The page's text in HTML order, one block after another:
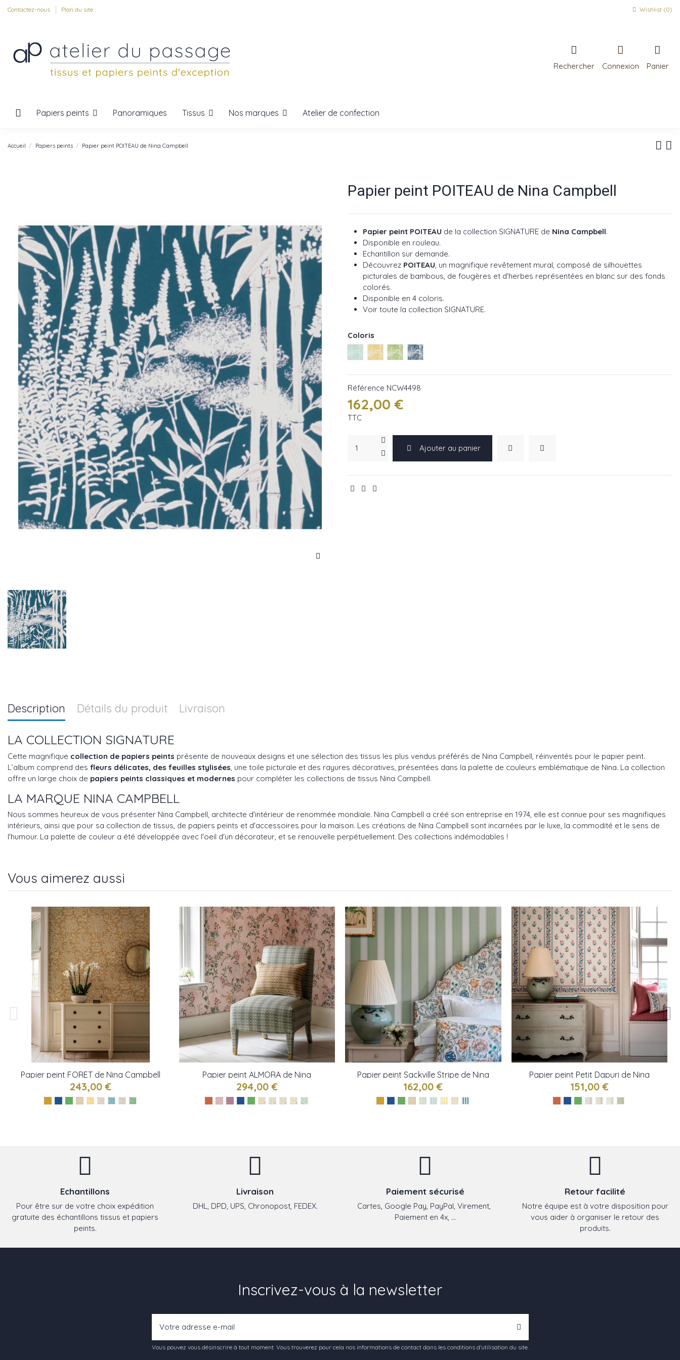
Contactez-nous Plan du site Wishlist (0)
Rechercher Connexion Panier
Papiers peints Panoramiques Tissus Nos marques Atelier de confection
Accueil Papiers peints Papier peint POITEAU de Nina Campbell
Papier peint POITEAU de Nina Campbell
Papier peint POITEAU de la collection SIGNATURE de Nina Campbell.
Disponible en rouleau.
Echantillon sur demande.
Découvrez POITEAU, un magnifique revêtement mural, composé de silhouettes
picturales de bambous, de fougères et d'herbes représentées en blanc sur des fonds
colorés.
Disponible en 4 coloris.
Voir toute la collection SIGNATURE.
Coloris
Aqua ref NCW4498-01
Ochre ref NCW4498-02
Green ref NCW4498-03
Indigo ref NCW4498-04
Référence NCW4498
162,00 €
TTC
Ajouter au panier
Description Détails du produit Livraison
LA COLLECTION SIGNATURE
Cette magnifique collection de papiers peints présente de nouveaux designs et une sélection des tissus les plus vendus préférés de Nina Campbell, réinventés pour le papier peint.
L’album comprend des fleurs délicates, des feuilles stylisées , une toile picturale et des rayures décoratives, présentées dans la palette de couleurs emblématique de Nina. La collection
offre un large choix de papiers peints classiques et modernes pour compléter les collections de tissus Nina Campbell.
LA MARQUE NINA CAMPBELL
Nous sommes heureux de vous présenter Nina Campbell, architecte d'intérieur de renommée mondiale. Nina Campbell a créé son entreprise en 1974, elle est connue pour ses magnifiques
intérieurs, ainsi que pour sa collection de tissus, de papiers peints et d'accessoires pour la maison. Les créations de Nina Campbell sont incarnées par le luxe, la commodité et le sens de
l'humour. La palette de couleur a été développée avec l'oeil d'un décorateur, et se renouvelle perpétuellement. Des collections indémodables !
Vous aimerez aussi
Papier peint FORET de Nina Campbell
243,00 €
Papier peint ALMORA de Nina
Campbell
294,00 €
Papier peint Sackville Stripe de Nina
Campbell
162,00 €
Papier peint Petit Dapuri de Nina
Campbell
151,00 €
Echantillons
Pour être sur de votre choix expédition
gratuite des échantillons tissus et papiers
peints.
Livraison
DHL, DPD, UPS, Chronopost, FEDEX.
Paiement sécurisé
Cartes, Google Pay, PayPal, Virement,
Paiement en 4x, ...
Retour facilité
Notre équipe est à votre disposition pour
vous aider à organiser le retour des
produits.
Inscrivez-vous à la newsletter
Vous pouvez vous désinscrire à tout moment. Vous trouverez pour cela nos informations de contact dans les conditions d'utilisation du site.